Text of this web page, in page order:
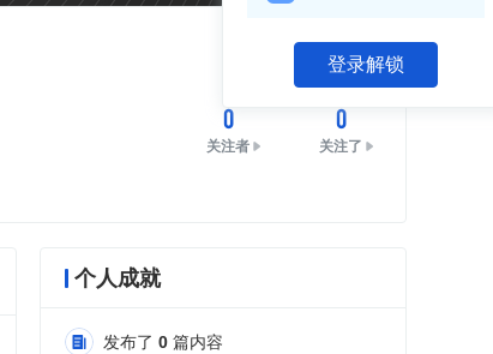
登录解锁
关注
0
关注者
0
关注了
个人成就
发布了 0 篇内容